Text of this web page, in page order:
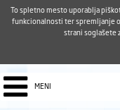
E-pošta
MENI
To spletno mesto uporablja
funkcionalnosti ter spremljanje
strani soglašete